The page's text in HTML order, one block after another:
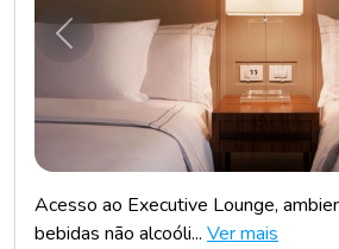
Anterior
Acesso ao Executive Lounge,
bebidas não alcoóli... Ver mais